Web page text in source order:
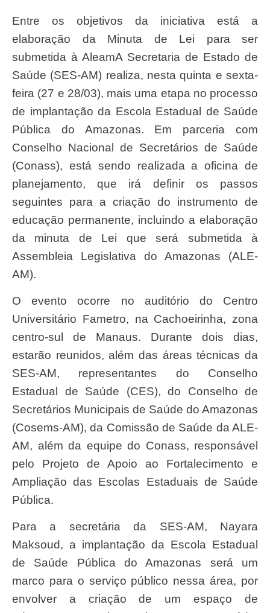
Entre os objetivos da iniciativa está a
elaboração da Minuta de Lei para ser
submetida à AleamA Secretaria de Estado de
Saúde (SES-AM) realiza, nesta quinta e sexta-
feira (27 e 28/03), mais uma etapa no processo
de implantação da Escola Estadual de Saúde
Pública do Amazonas. Em parceria com
Conselho Nacional de Secretários de Saúde
(Conass), está sendo realizada a oficina de
planejamento, que irá definir os passos
seguintes para a criação do instrumento de
educação permanente, incluindo a elaboração
da minuta de Lei que será submetida à
Assembleia Legislativa do Amazonas (ALE-
AM).
O evento ocorre no auditório do Centro
Universitário Fametro, na Cachoeirinha, zona
centro-sul de Manaus. Durante dois dias,
estarão reunidos, além das áreas técnicas da
SES-AM, representantes do Conselho
Estadual de Saúde (CES), do Conselho de
Secretários Municipais de Saúde do Amazonas
(Cosems-AM), da Comissão de Saúde da ALE-
AM, além da equipe do Conass, responsável
pelo Projeto de Apoio ao Fortalecimento e
Ampliação das Escolas Estaduais de Saúde
Pública.
Para a secretária da SES-AM, Nayara
Maksoud, a implantação da Escola Estadual
de Saúde Pública do Amazonas será um
marco para o serviço público nessa área, por
envolver a criação de um espaço de